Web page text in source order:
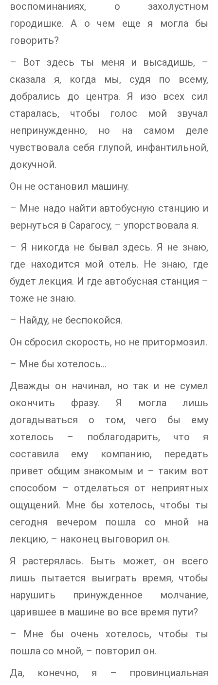
воспоминаниях, о захолустном
городишке. А о чем еще я могла бы
говорить?
– Вот здесь ты меня и высадишь, –
сказала я, когда мы, судя по всему,
добрались до центра. Я изо всех сил
старалась, чтобы голос мой звучал
непринужденно, но на самом деле
чувствовала себя глупой, инфантильной,
докучной.
Он не остановил машину.
– Мне надо найти автобусную станцию и
вернуться в Сарагосу, – упорствовала я.
– Я никогда не бывал здесь. Я не знаю,
где находится мой отель. Не знаю, где
будет лекция. И где автобусная станция –
тоже не знаю.
– Найду, не беспокойся.
Он сбросил скорость, но не притормозил.
– Мне бы хотелось…
Дважды он начинал, но так и не сумел
окончить фразу. Я могла лишь
догадываться о том, чего бы ему
хотелось – поблагодарить, что я
составила ему компанию, передать
привет общим знакомым и – таким вот
способом – отделаться от неприятных
ощущений. Мне бы хотелось, чтобы ты
сегодня вечером пошла со мной на
лекцию, – наконец выговорил он.
Я растерялась. Быть может, он всего
лишь пытается выиграть время, чтобы
нарушить принужденное молчание,
царившее в машине во все время пути?
– Мне бы очень хотелось, чтобы ты
пошла со мной, – повторил он.
Да, конечно, я – провинциальная